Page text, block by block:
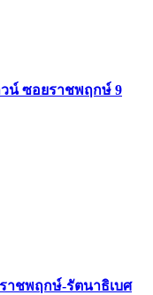
น์ ซอยราชพฤกษ์ 9
าชพฤกษ์-รัตนาธิเบศ